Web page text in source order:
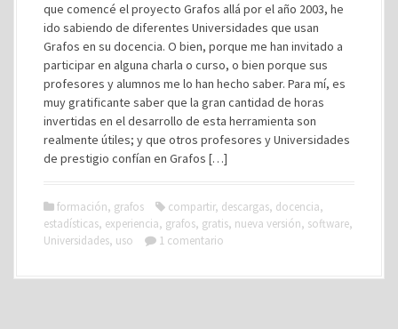
que comencé el proyecto Grafos allá por el año 2003, he
ido sabiendo de diferentes Universidades que usan
Grafos en su docencia. O bien, porque me han invitado a
participar en alguna charla o curso, o bien porque sus
profesores y alumnos me lo han hecho saber. Para mí, es
muy gratificante saber que la gran cantidad de horas
invertidas en el desarrollo de esta herramienta son
realmente útiles; y que otros profesores y Universidades
de prestigio confían en Grafos […]
formación, grafos compartir, descargas, docencia,
estadísticas, experiencia, grafos, gratis, nueva versión, software,
Universidades, uso 1 comentario